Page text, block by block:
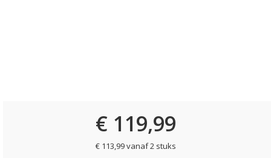
€ 119,99
€ 113,99 vanaf 2 stuks